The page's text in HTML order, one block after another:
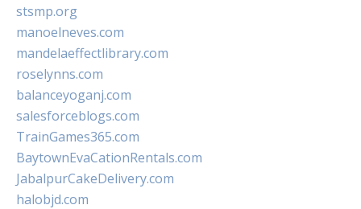
stsmp.org
manoelneves.com
mandelaeffectlibrary.com
roselynns.com
balanceyoganj.com
salesforceblogs.com
TrainGames365.com
BaytownEvaCationRentals.com
JabalpurCakeDelivery.com
halobjd.com